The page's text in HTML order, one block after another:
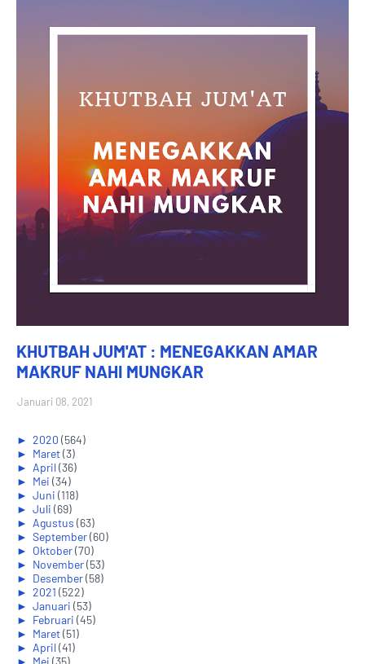
KHUTBAH JUM'AT : MENEGAKKAN AMAR
MAKRUF NAHI MUNGKAR
Januari 08, 2021
► 2020 (564)
► Maret(3)
► April(36)
► Mei (34)
► Juni (118)
► Juli (69)
► Agustus (63)
► September(60)
► Oktober(70)
► November(53)
► Desember(58)
► 2021 (522)
► Januari (53)
► Februari (45)
► Maret(51)
► April(41)
► Mei (35)